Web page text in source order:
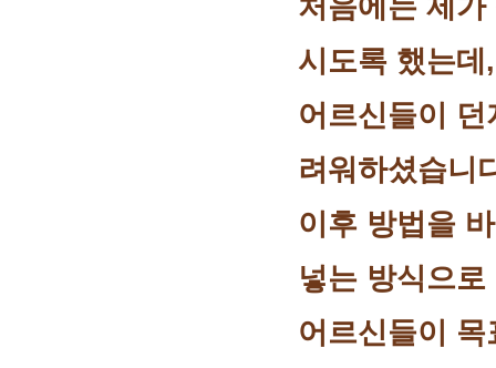
시도록 했는데,
어르신들이
려워하셨습니
이후 방법을
넣는 방식으
어르신들이